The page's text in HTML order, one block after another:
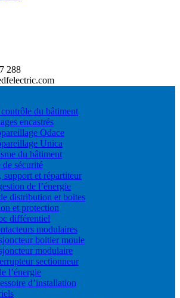
288
du bâtiment
encastrés
Odace
Unica
du bâtiment
sécurité
support et répartiteur
de l’énergie
distribution et boites
et protection
différentiel
modulaires
boitier moule
modulaire
sectionneur
l’énergie
d’installation